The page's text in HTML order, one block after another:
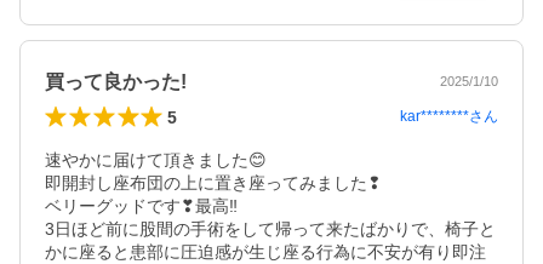
買って良かった! 2025/1/10
5 kar********さん
速やかに届けて頂きました😊
即開封し座布団の上に置き座ってみました❢
ベリーグッドです❣最高‼️
3日ほど前に股間の手術をして帰って来たばかりで、椅子と
かに座ると患部に圧迫感が生じ座る行為に不安が有り即注